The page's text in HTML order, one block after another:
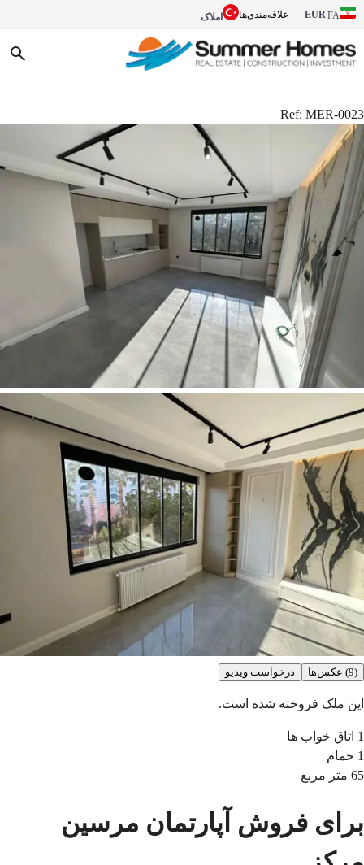
FA
EUR علاقه‌مندی‌ها املاک
Ref: MER-0023
(9) عکس‌ها درخواست ویدیو
این ملک فروخته شده است.
1 اتاق خواب ها
1 حمام
65 متر مربع
برای فروش آپارتمان مرسین